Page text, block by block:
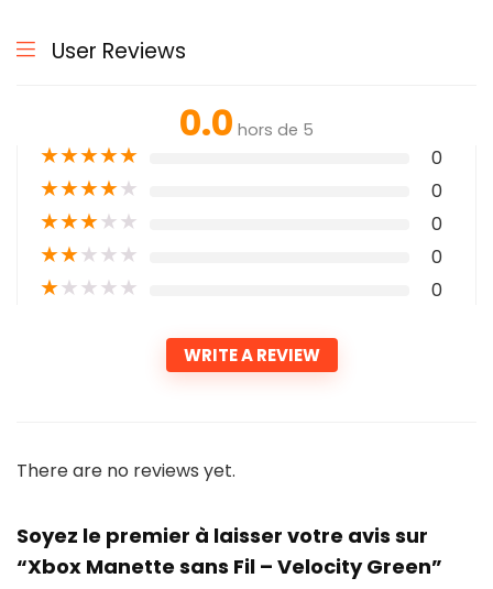
User Reviews
0.0 hors de 5
★★★★★ 0
★★★★★ 0
★★★★★ 0
★★★★★ 0
★★★★★ 0
WRITE A REVIEW
There are no reviews yet.
Soyez le premier à laisser votre avis sur
“Xbox Manette sans Fil – Velocity Green”